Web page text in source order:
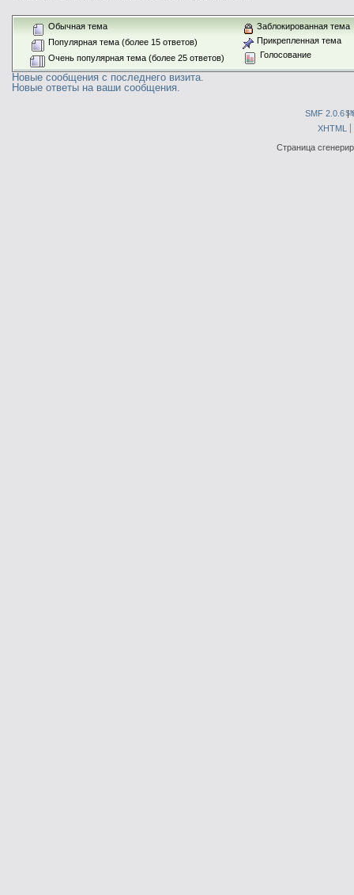
Обычная тема
Популярная тема (более 15 ответов)
Очень популярная тема (более 25 ответов)
Заблокированная тема
Прикрепленная тема
Голосование
Новые сообщения с последнего визита.
Новые ответы на ваши сообщения.
SMF 2.0.6|
XHTML
Страница